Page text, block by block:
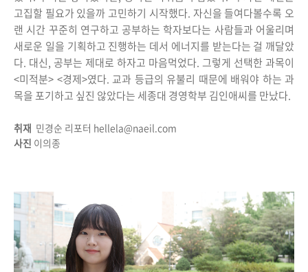
고집할 필요가 있을까 고민하기 시작했다. 자신을 들여다볼수록 오
랜 시간 꾸준히 연구하고 공부하는 학자보다는 사람들과 어울리며
새로운 일을 기획하고 진행하는 데서 에너지를 받는다는 걸 깨달았
다. 대신, 공부는 제대로 하자고 마음먹었다. 그렇게 선택한 과목이
<미적분> <경제>였다. 교과 등급의 유불리 때문에 배워야 하는 과
목을 포기하고 싶진 않았다는 세종대 경영학부 김인애씨를 만났다.
취재 민경순 리포터 hellela@naeil.com
사진 이의종